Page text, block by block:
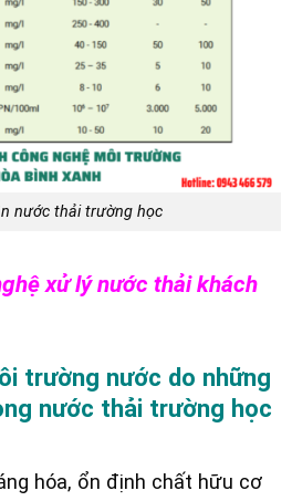
nước thải trường học
xử lý nước thải khách
trường nước do những
nước thải trường học
hóa, ổn định chất hữu cơ